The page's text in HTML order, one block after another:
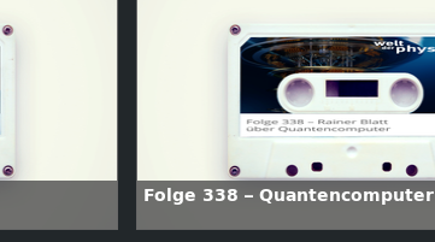
Folge 338 – Quantencomputer